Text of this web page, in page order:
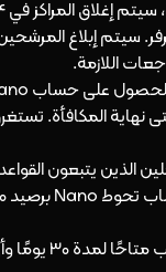
سيتم إبلاغ
اللازمة.
نهاية المكافأة.
الذين يتبعون
• سيكون هذا